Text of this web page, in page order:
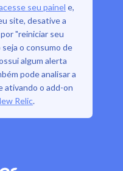
seu painel e,
site, desative a
"reiniciar seu
o consumo de
algum alerta
pode analisar a
ativando o add-on
Relic.